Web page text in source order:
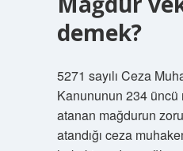
demek?
5271 sayılı Ceza
Kanununun 234 üncü
atanan mağdurun
atandığı ceza